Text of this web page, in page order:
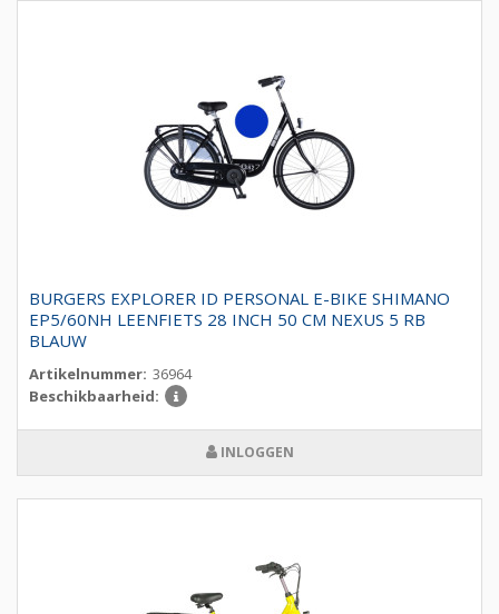
BURGERS EXPLORER ID PERSONAL E-BIKE SHIMANO
EP5/60NH LEENFIETS 28 INCH 50 CM NEXUS 5 RB
BLAUW
Artikelnummer: 36964
Beschikbaarheid:
INLOGGEN